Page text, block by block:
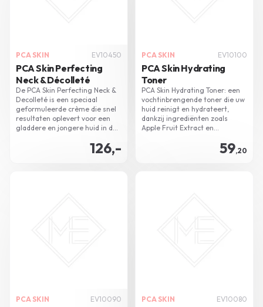
PCA SKIN EV10450
PCA Skin Perfecting
Neck & Décolleté
De PCA Skin Perfecting Neck &
Decolleté is een speciaal
geformuleerde crème die snel
resultaten oplevert voor een
gladdere en jongere huid in de
egaliseert en vermindert126,-
PCA SKIN EV10100
PCA Skin Hydrating
Toner
PCA Skin Hydrating Toner: een
vochtinbrengende toner die uw
huid reinigt en hydrateert,
dankzij ingrediënten zoals
Apple Fruit Extract en
Gebruik het in uw dag- en
nachtroutine voor een frisse,
59,20
PCA SKIN EV10090 PCA SKIN EV10080